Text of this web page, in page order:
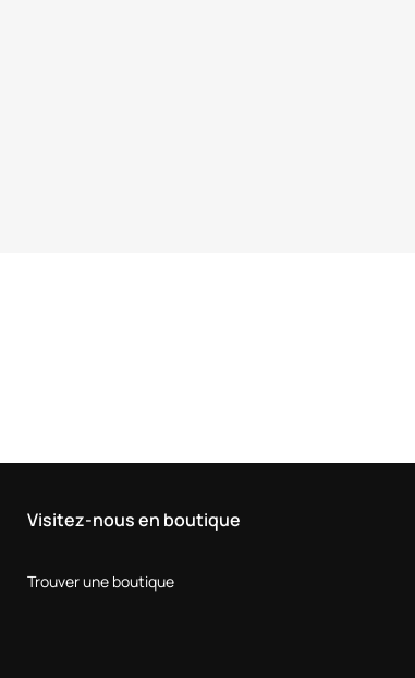
Visitez-nous en boutique
Trouver une boutique